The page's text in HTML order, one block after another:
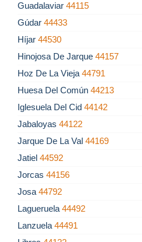
Guadalaviar 44115
Gúdar 44433
Híjar 44530
Hinojosa De Jarque 44157
Hoz De La Vieja 44791
Huesa Del Común 44213
Iglesuela Del Cid 44142
Jabaloyas 44122
Jarque De La Val 44169
Jatiel 44592
Jorcas 44156
Josa 44792
Lagueruela 44492
Lanzuela 44491